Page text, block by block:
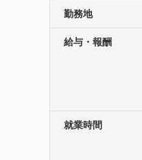
勤務地
給与・報酬
就業時間